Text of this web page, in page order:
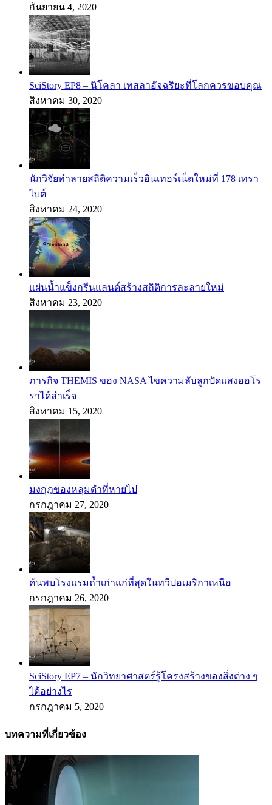
กันยายน 4, 2020
SciStory EP8 – นิโคลา เทสลาอัจฉริยะที่โลกควรขอบคุณ
สิงหาคม 30, 2020
นักวิจัยทำลายสถิติความเร็วอินเทอร์เน็ตใหม่ที่ 178 เทรา
ไบต์
สิงหาคม 24, 2020
แผ่นน้ำแข็งกรีนแลนด์สร้างสถิติการละลายใหม่
สิงหาคม 23, 2020
ภารกิจ THEMIS ของ NASA ไขความลับลูกปัดแสงออโร
ราได้สำเร็จ
สิงหาคม 15, 2020
มงกุฎของหลุมดำที่หายไป
กรกฎาคม 27, 2020
ค้นพบโรงแรมถ้ำเก่าแก่ที่สุดในทวีปอเมริกาเหนือ
กรกฎาคม 26, 2020
SciStory EP7 – นักวิทยาศาสตร์รู้โครงสร้างของสิ่งต่าง ๆ
ได้อย่างไร
กรกฎาคม 5, 2020
บทความที่เกี่ยวข้อง